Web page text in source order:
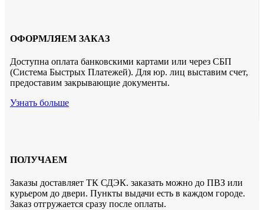
ОФОРМЛЯЕМ ЗАКАЗ
Доступна оплата банковскими картами или через СБП
(Система Быстрых Платежей). Для юр. лиц выставим счет,
предоставим закрывающие документы.
Узнать больше
ПОЛУЧАЕМ
Заказы доставляет ТК СДЭК. заказать можно до ПВЗ или
курьером до двери. Пункты выдачи есть в каждом городе.
Заказ отгружается сразу после оплаты.